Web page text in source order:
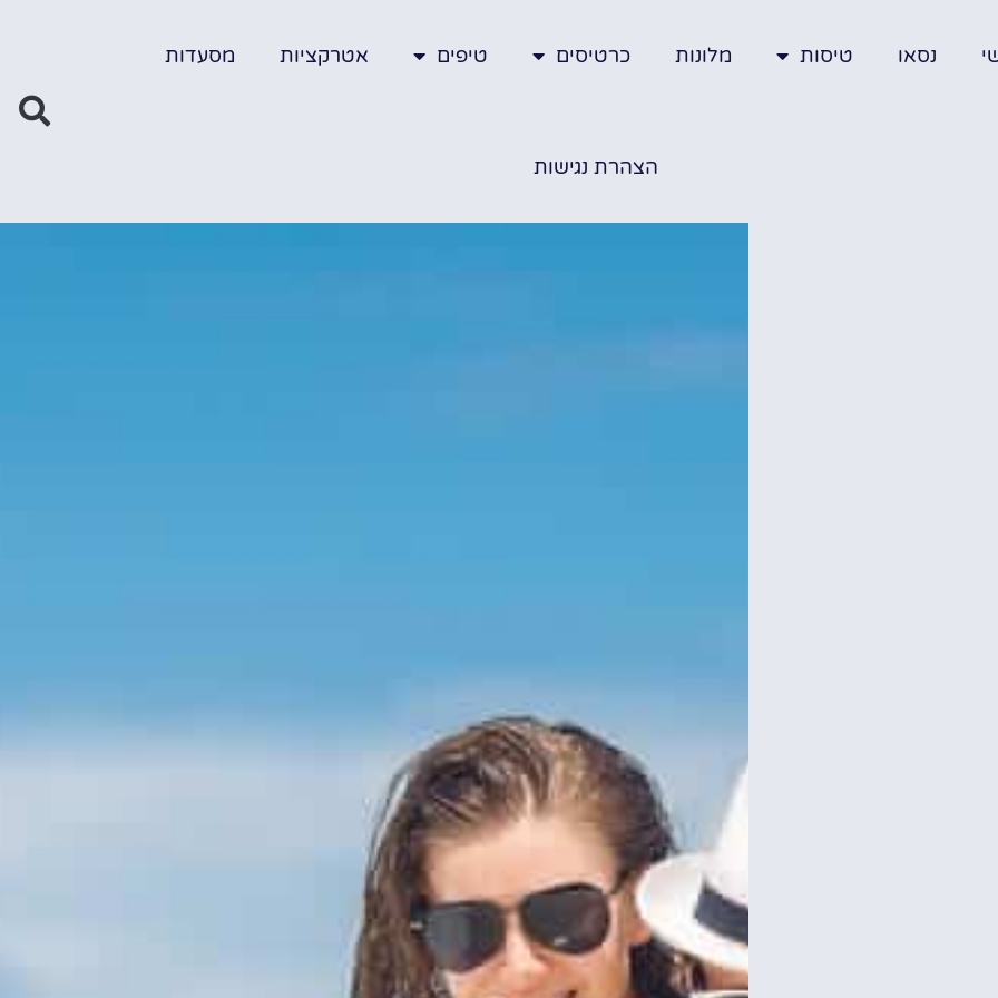
נסאו טיסות מלונות כרטיסים טיפים אטרקציות מסעדות
הצהרת נגישות